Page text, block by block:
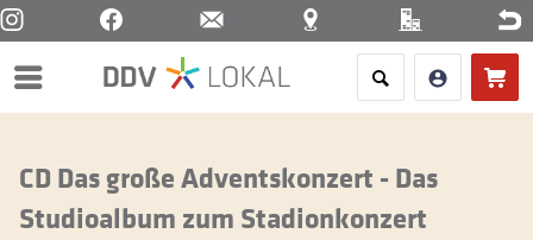
Menü
CD Das große Adventskonzert - Das
Studioalbum zum Stadionkonzert